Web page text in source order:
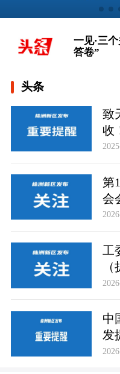
全身的
一见·三
答卷”
[习言道
[“紧紧抓
全身的工
一见·三
头条
致
收
第
会
工
习
中
发